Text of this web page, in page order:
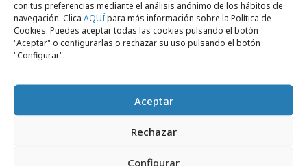
con tus preferencias mediante el análisis anónimo de los hábitos de
navegación. Clica AQUÍpara más información sobre la Política de
Cookies. Puedes aceptar todas las cookies pulsando el botón
"Aceptar" o configurarlas o rechazar su uso pulsando el botón
"Configurar".
Aceptar
Rechazar
Configurar